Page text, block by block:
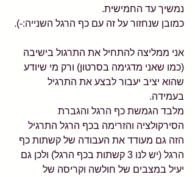
נמשיך עד החמישית.
כמובן שנחזור על זה עם כף הרגל השנייה:-).
אני ממליצה להתחיל את התרגול בישיבה
(כמו שאני מדגימה בסרטון) ורק מי שיודע
שהוא יציב יעבור לבצע את התרגיל
בעמידה.
מלבד הגמשת כף הרגל והגברת
הסירקולציה והזרימה בכף הרגל התרגיל
הזה גם מעודד את העבודה של קשתות כף
הרגל (יש לנו 3 קשתות בכף הרגל) ולכן גם
יעיל במצבים של חולשה וקריסה של